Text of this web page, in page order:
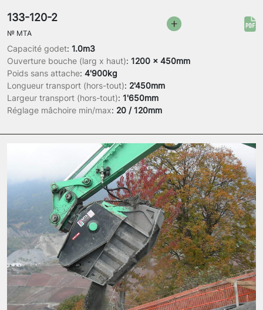
Capacité godet: 1.0m3
Ouverture bouche (larg x haut): 1200 x 450mm
Poids sans attache: 4'900kg
Longueur transport (hors-tout): 2'450mm
Largeur transport (hors-tout): 1'650mm
Réglage mâchoire min/max: 20 / 120mm
133-120-2
№ MTA